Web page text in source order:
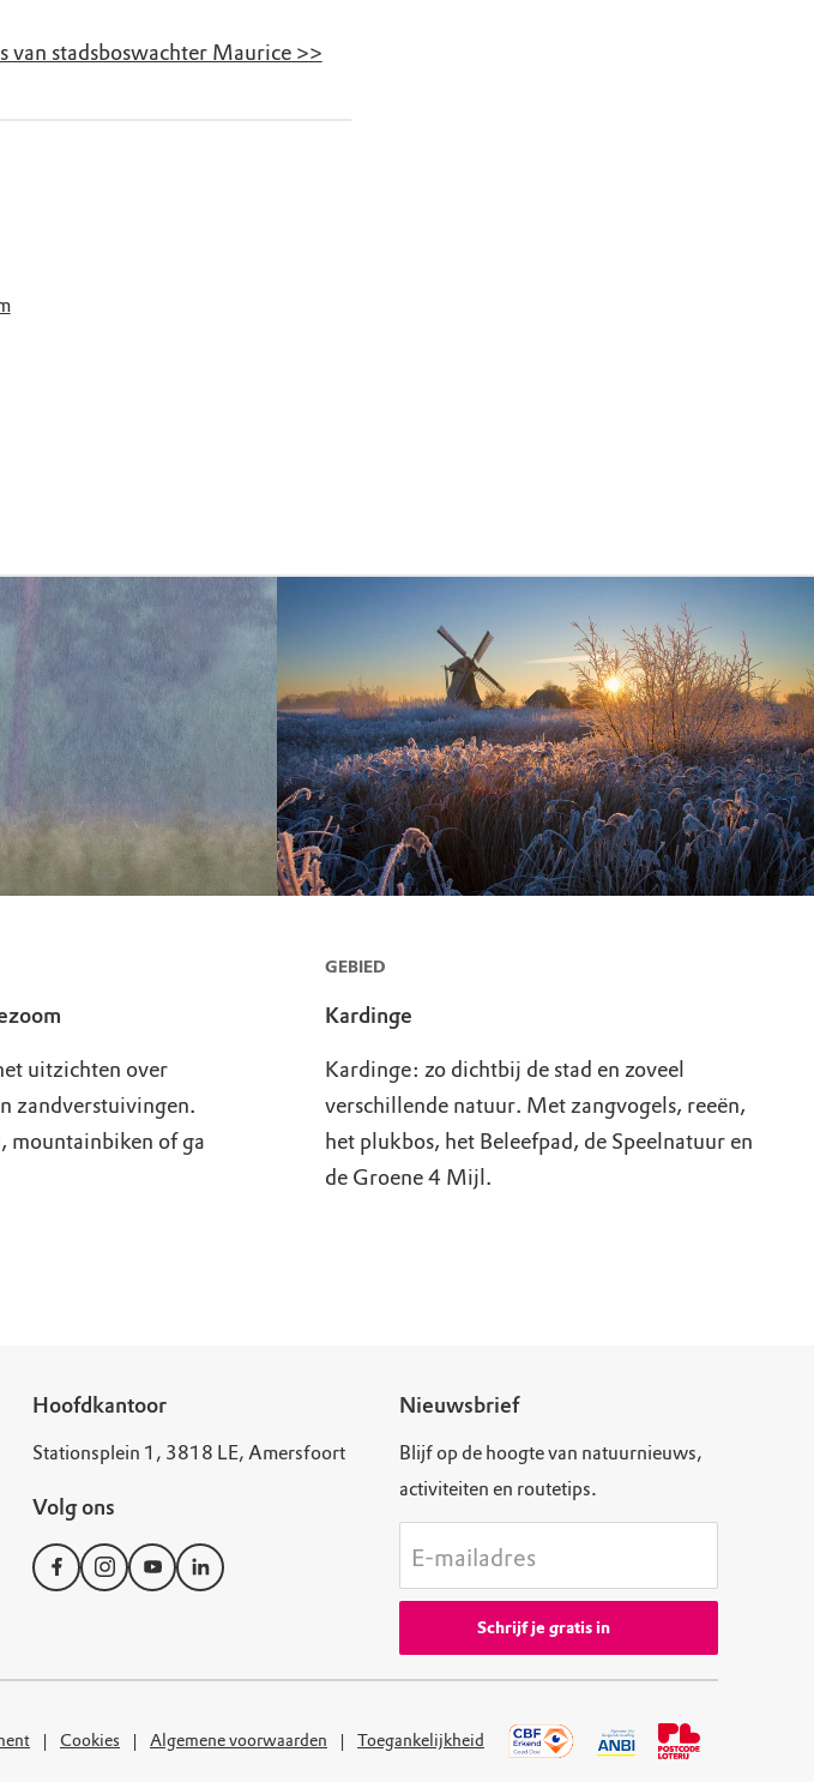
van stadsboswachter Maurice >>
uitzichten over
zandverstuivingen.
mountainbiken of ga
GEBIED
Kardinge
Kardinge: zo dichtbij de stad en zoveel
verschillende natuur. Met zangvogels, reeën,
het plukbos, het Beleefpad, de Speelnatuur en
de Groene 4 Mijl.
Hoofdkantoor
Stationsplein 1, 3818 LE, Amersfoort
Volg ons
Nieuwsbrief
Blijf op de hoogte van natuurnieuws,
activiteiten en routetips.
E-mailadres
Schrijf je gratis in
Cookies Algemene voorwaarden Toegankelijkheid